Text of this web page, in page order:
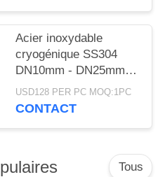
Acier inoxydable
cryogénique SS304
DN10mm - DN25mm
de clapet anti-retour de
connexion de soudure
USD128 PER PC MOQ:1PC
CONTACT
Tous